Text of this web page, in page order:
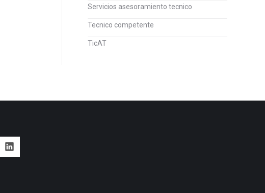
Servicios asesoramiento tecnico
Tecnico competente
TicAT